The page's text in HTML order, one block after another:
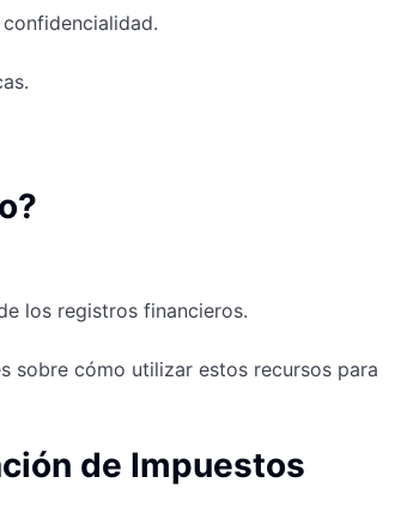
los registros financieros.
sobre cómo utilizar estos recursos para
de Impuestos